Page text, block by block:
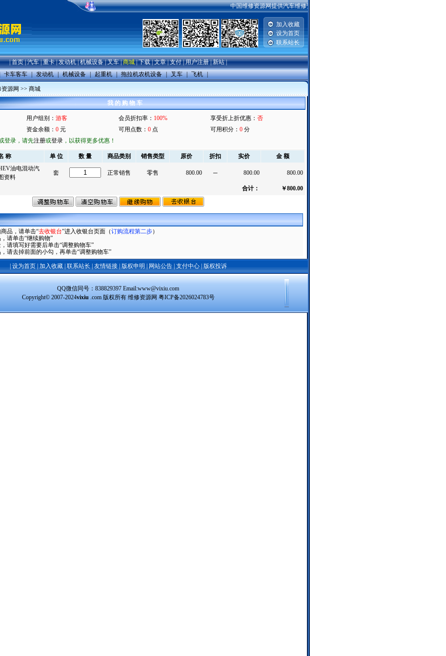
中国维修资源网提供汽车维修资料，手机维修资料，电脑主板|硬盘|显示器维修资
加入收藏
设为首页
联系站长
|首页|汽车|重卡|发动机|机械设备|叉车|商城|下载|文章|支付|用户注册|新站|
卡车客车 | 发动机 | 机械设备 | 起重机 | 拖拉机农机设备 | 叉车 | 飞机 |
源网 >> 商城
我 的 购 物 车
用户组别： 游客 会员折扣率： 100% 享受折上折优惠： 否
资金余额： 0 元 可用点数： 0 点 可用积分： 0 分
登录，请先注册或登录 ，以获得更多优惠！
称 单 位 数 量 商品类别 销售类型 原价 折扣 实价
金 额
油电混动汽
资料
套 正常销售 零售 800.00 ─ 800.00 800.00
合计： ￥800.00
品，请单击“去收银台”进入收银台页面（订购流程第二步）
请单击“继续购物”
请填写好需要后单击“调整购物车”
请去掉前面的小勾，再单击“调整购物车”
设为首页| 加入收藏| 联系站长 友情链接| 版权申明 网站公告| 支付中心| 版权投诉
QQ微信同号：838829397 Email:www@vixiu.com
Copyright© 2007-2024vixiu .com 版权所有 维修资源网 粤ICP备2026024783号